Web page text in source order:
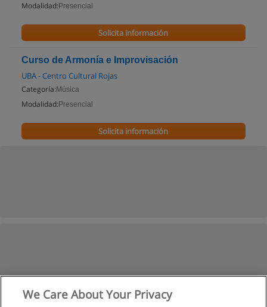
Modalidad: Presencial
Solicita información
Curso de Armonía e Improvisación
UBA - Centro Cultural Rojas
Categoría: Música
Modalidad: Presencial
Solicita información
We Care About Your Privacy